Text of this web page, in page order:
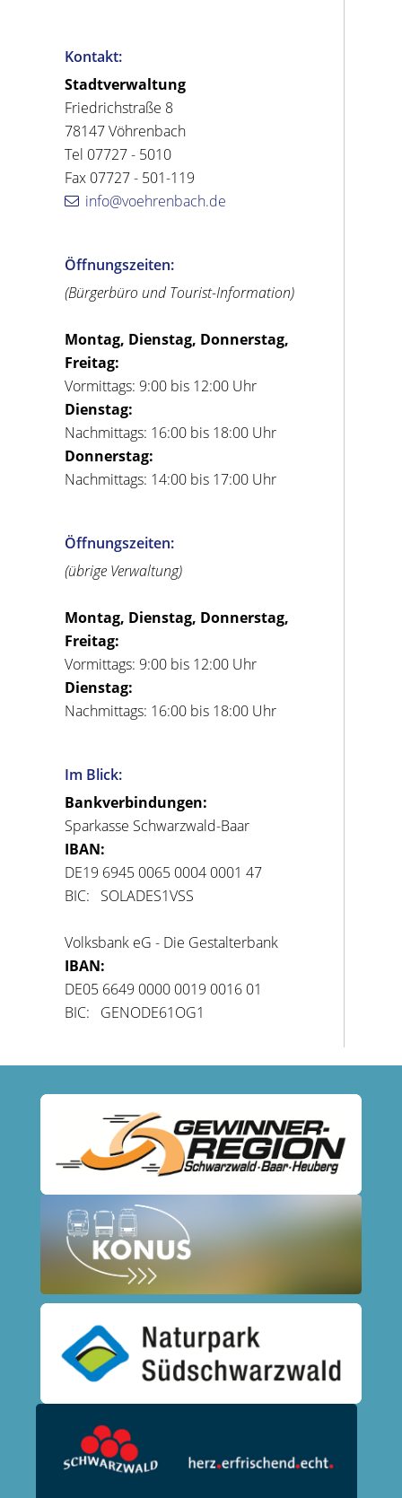
Kontakt:
Stadtverwaltung
Friedrichstraße 8
78147 Vöhrenbach
Tel 07727 - 5010
Fax 07727 - 501-119
info@voehrenbach.de
Öffnungszeiten:
(Bürgerbüro und Tourist-Information)
Montag, Dienstag, Donnerstag,
Freitag:
Vormittags: 9:00 bis 12:00 Uhr
Dienstag:
Nachmittags: 16:00 bis 18:00 Uhr
Donnerstag:
Nachmittags: 14:00 bis 17:00 Uhr
Öffnungszeiten:
(übrige Verwaltung)
Montag, Dienstag, Donnerstag,
Freitag:
Vormittags: 9:00 bis 12:00 Uhr
Dienstag:
Nachmittags: 16:00 bis 18:00 Uhr
Im Blick:
Bankverbindungen:
Sparkasse Schwarzwald-Baar
IBAN:
DE19 6945 0065 0004 0001 47
BIC: SOLADES1VSS
Volksbank eG - Die Gestalterbank
IBAN:
DE05 6649 0000 0019 0016 01
BIC: GENODE61OG1